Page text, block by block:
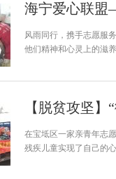
海宁爱心联盟
风雨同行，携手志愿服
他们精神和心灵上的滋
【脱贫攻坚
在宝坻区一家亲青年志
残疾儿童实现了自己的